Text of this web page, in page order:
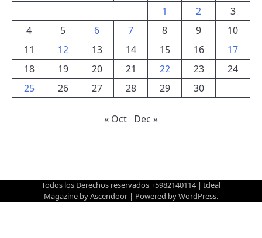
1
2
3
4
5 6 7 8 9
10
11
12 13 14 15 16
17
18
19 20 21 22 23
24
25
26 27 28 29 30
« Oct Dec »
Todos los Derechos reservados +5982140114 | Ideal
Magazine byAscendoor | Powered byWordPress.